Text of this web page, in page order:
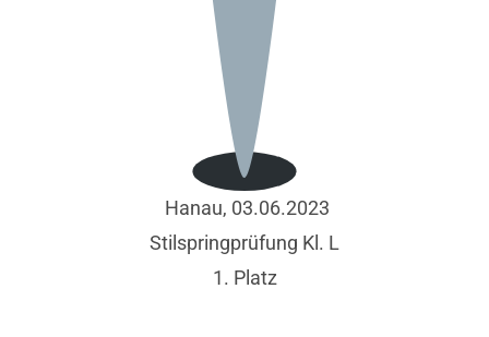
Hanau, 03.06.2023
Stilspringprüfung Kl. L
1. Platz